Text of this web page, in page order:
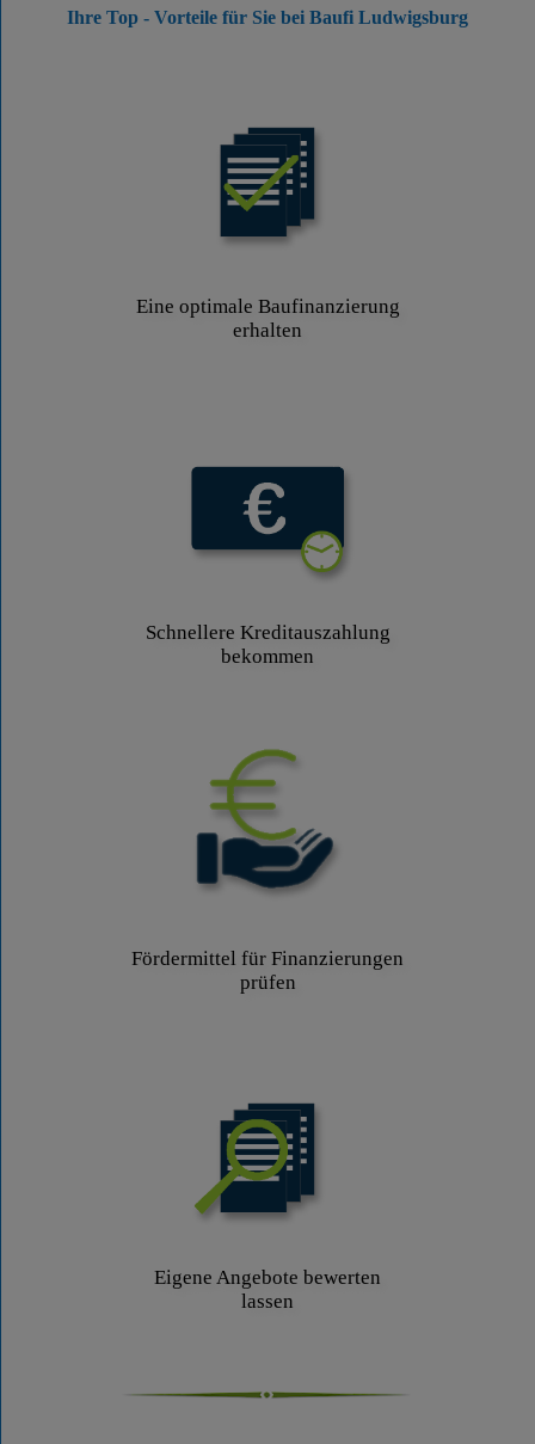
Ihre Top - Vorteile für Sie bei Baufi Ludwigsburg
Eine optimale Baufinanzierung
erhalten
Schnellere Kreditauszahlung
bekommen
Fördermittel für Finanzierungen
prüfen
Eigene Angebote bewerten
lassen